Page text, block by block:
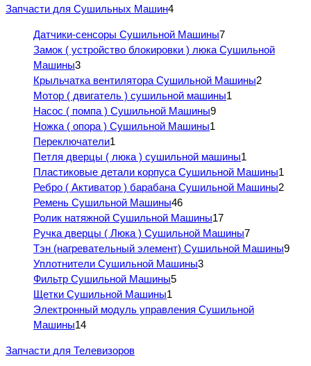
Запчасти для Сушильных Машин4
Датчики-сенсоры Сушильной Машины7
Замок ( устройство блокировки ) люка Сушильной
Машины3
Крыльчатка вентилятора Сушильной Машины2
Мотор ( двигатель ) сушильной машины1
Насос ( помпа ) Сушильной Машины9
Ножка ( опора ) Сушильной Машины1
Переключатели1
Петля дверцы ( люка ) сушильной машины1
Пластиковые детали корпуса Сушильной Машины1
Ребро ( Активатор ) барабана Сушильной Машины2
Ремень Сушильной Машины46
Ролик натяжной Сушильной Машины17
Ручка дверцы ( Люка ) Сушильной Машины7
Тэн (нагревательный элемент) Сушильной Машины9
Уплотнители Сушильной Машины3
Фильтр Сушильной Машины5
Щетки Сушильной Машины1
Электронный модуль управления Сушильной
Машины14
Запчасти для Телевизоров